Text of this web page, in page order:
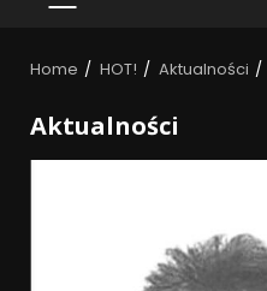
Home HOT! Aktualności
Aktualności